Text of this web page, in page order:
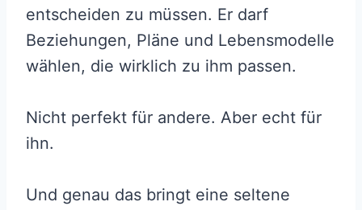
entscheiden zu müssen. Er darf
Beziehungen, Pläne und Lebensmodelle
wählen, die wirklich zu ihm passen.
Nicht perfekt für andere. Aber echt für
ihn.
Und genau das bringt eine seltene